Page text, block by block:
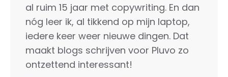
al ruim 15 jaar met copywriting. En dan
nóg leer ik, al tikkend op mijn laptop,
iedere keer weer nieuwe dingen. Dat
maakt blogs schrijven voor Pluvo zo
ontzettend interessant!